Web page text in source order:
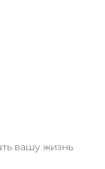
вашу жизнь